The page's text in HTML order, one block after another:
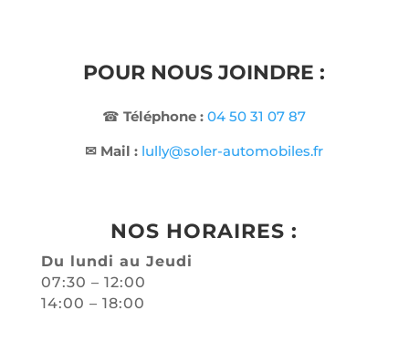
POUR NOUS JOINDRE :
☎Téléphone : 04 50 31 07 87
✉ Mail : lully@soler-automobiles.fr
NOS HORAIRES :
Du lundi au Jeudi
07:30 – 12:00
14:00 – 18:00